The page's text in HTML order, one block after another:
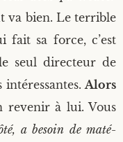
va bien. Le ter­rible
fait sa force, c’est
seul direc­teur de
inté­res­santes.Alors
reve­nir à lui. Vous
a besoin de maté­